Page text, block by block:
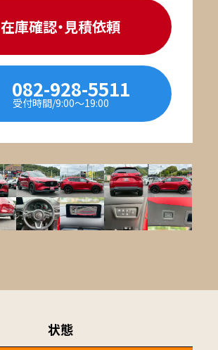
在庫確認・見積依頼
082-928-5511
受付時間/9:00〜19:00
状態